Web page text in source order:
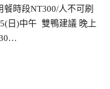
時段NT300/人不可刷
日)中午 雙鴨建議 晚上